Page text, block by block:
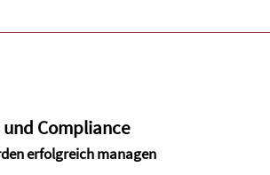
Compliance
erfolgreich managen